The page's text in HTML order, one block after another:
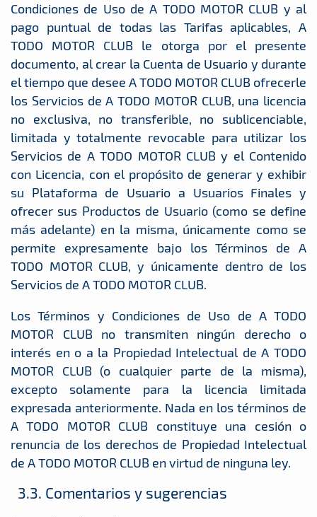
Condiciones de Uso de A TODO MOTOR CLUB y al
pago puntual de todas las Tarifas aplicables, A
TODO MOTOR CLUB le otorga por el presente
documento, al crear la Cuenta de Usuario y durante
el tiempo que desee A TODO MOTOR CLUB ofrecerle
los Servicios de A TODO MOTOR CLUB, una licencia
no exclusiva, no transferible, no sublicenciable,
limitada y totalmente revocable para utilizar los
Servicios de A TODO MOTOR CLUB y el Contenido
con Licencia, con el propósito de generar y exhibir
su Plataforma de Usuario a Usuarios Finales y
ofrecer sus Productos de Usuario (como se define
más adelante) en la misma, únicamente como se
permite expresamente bajo los Términos de A
TODO MOTOR CLUB, y únicamente dentro de los
Servicios de A TODO MOTOR CLUB.
Los Términos y Condiciones de Uso de A TODO
MOTOR CLUB no transmiten ningún derecho o
interés en o a la Propiedad Intelectual de A TODO
MOTOR CLUB (o cualquier parte de la misma),
excepto solamente para la licencia limitada
expresada anteriormente. Nada en los términos de
A TODO MOTOR CLUB constituye una cesión o
renuncia de los derechos de Propiedad Intelectual
de A TODO MOTOR CLUB en virtud de ninguna ley.
3.3. Comentarios y sugerencias